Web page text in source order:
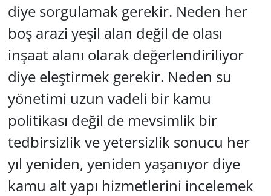
diye sorgulamak gerekir. Neden her
boş arazi yeşil alan değil de olası
inşaat alanı olarak değerlendiriliyor
diye eleştirmek gerekir. Neden su
yönetimi uzun vadeli bir kamu
politikası değil de mevsimlik bir
tedbirsizlik ve yetersizlik sonucu her
yıl yeniden, yeniden yaşanıyor diye
kamu alt yapı hizmetlerini incelemek